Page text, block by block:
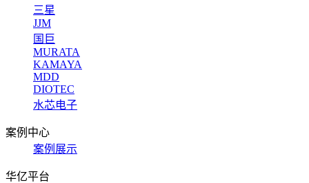
三星
JJM
国巨
MURATA
KAMAYA
MDD
DIOTEC
水芯电子
案例中心
案例展示
华亿平台